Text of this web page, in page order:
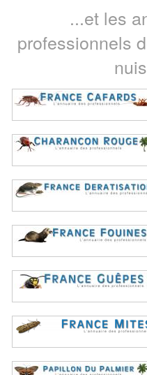
...et les
professionnels